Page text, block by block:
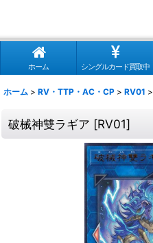
ホーム シングルカード買取中
ホーム > RV・TTP・AC・CP > RV01 >
破械神雙ラギア [RV01]